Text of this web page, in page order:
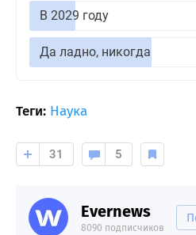
В 2029 году
Да ладно, никогда
Теги: Наука
31 5
Evernews
8090 подписчиков